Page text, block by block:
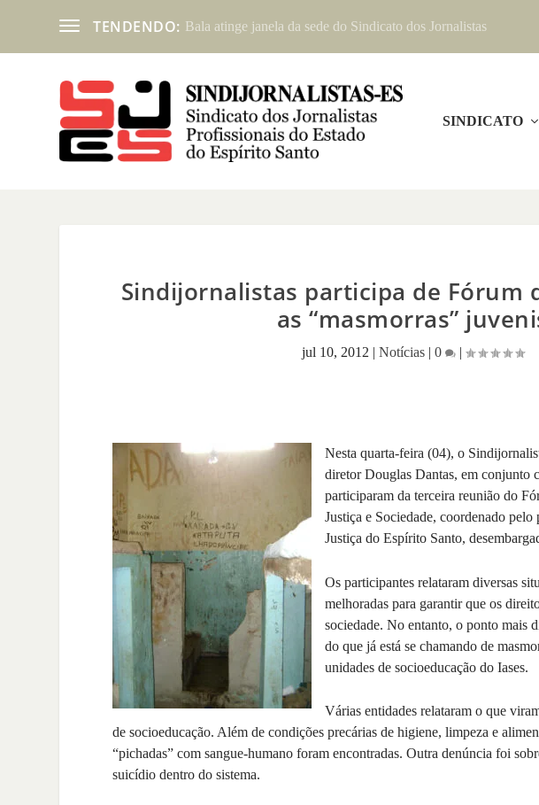
TENDENDO: Bala atinge janela da sede do Sindicato dos Jornalistas
SINDICATO
Sindijornalistas participa de Fórum
as “masmorras”
jul 10, 2012 | Notícias| 0 |
Nesta quarta-feira (04), o
diretor Douglas Dantas, em conjunto
participaram da terceira reunião do
Justiça e Sociedade, coordenado
Justiça do Espírito Santo,
Os participantes relataram diversas
melhoradas para garantir que os
sociedade. No entanto, o ponto mais
do que já está se chamando de
unidades de socioeducação do Iases.
Várias entidades relataram o que
de socioeducação. Além de condições precárias de higiene, limpeza e
“pichadas” com sangue-humano foram encontradas. Outra denúncia foi
suicídio dentro do sistema.